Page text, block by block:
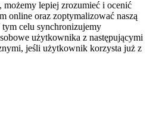
możemy lepiej zrozumieć i ocenić
online oraz zoptymalizować naszą
celu synchronizujemy
użytkownika z następującymi
jeśli użytkownik korzysta już z